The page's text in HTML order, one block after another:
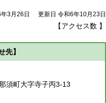
3月26日 更新日 令和6年10月23日
【アクセス数 】
先】
須町大字寺子丙3-13